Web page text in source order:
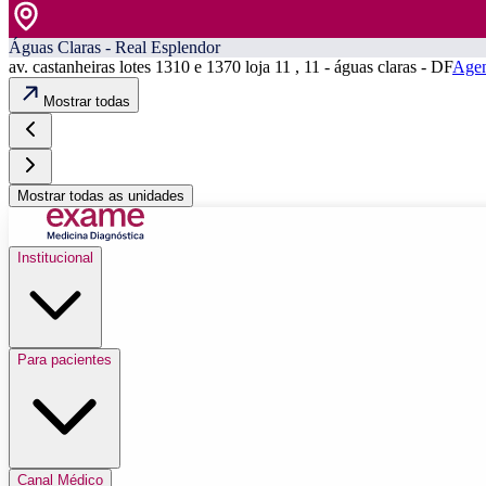
Águas Claras - Real Esplendor
av. castanheiras lotes 1310 e 1370 loja 11 , 11 - águas claras - DF
Mostrar todas
Mostrar todas as unidades
Institucional
Para pacientes
Canal Médico